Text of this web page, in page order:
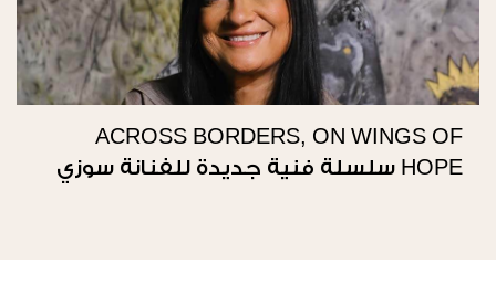
ACROSS BORDERS, ON WINGS OF
HOPE سلسلة فنية جديدة للفنانة سوزي